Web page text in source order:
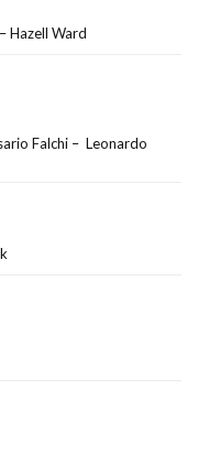
Hazell Ward
Falchi – Leonardo